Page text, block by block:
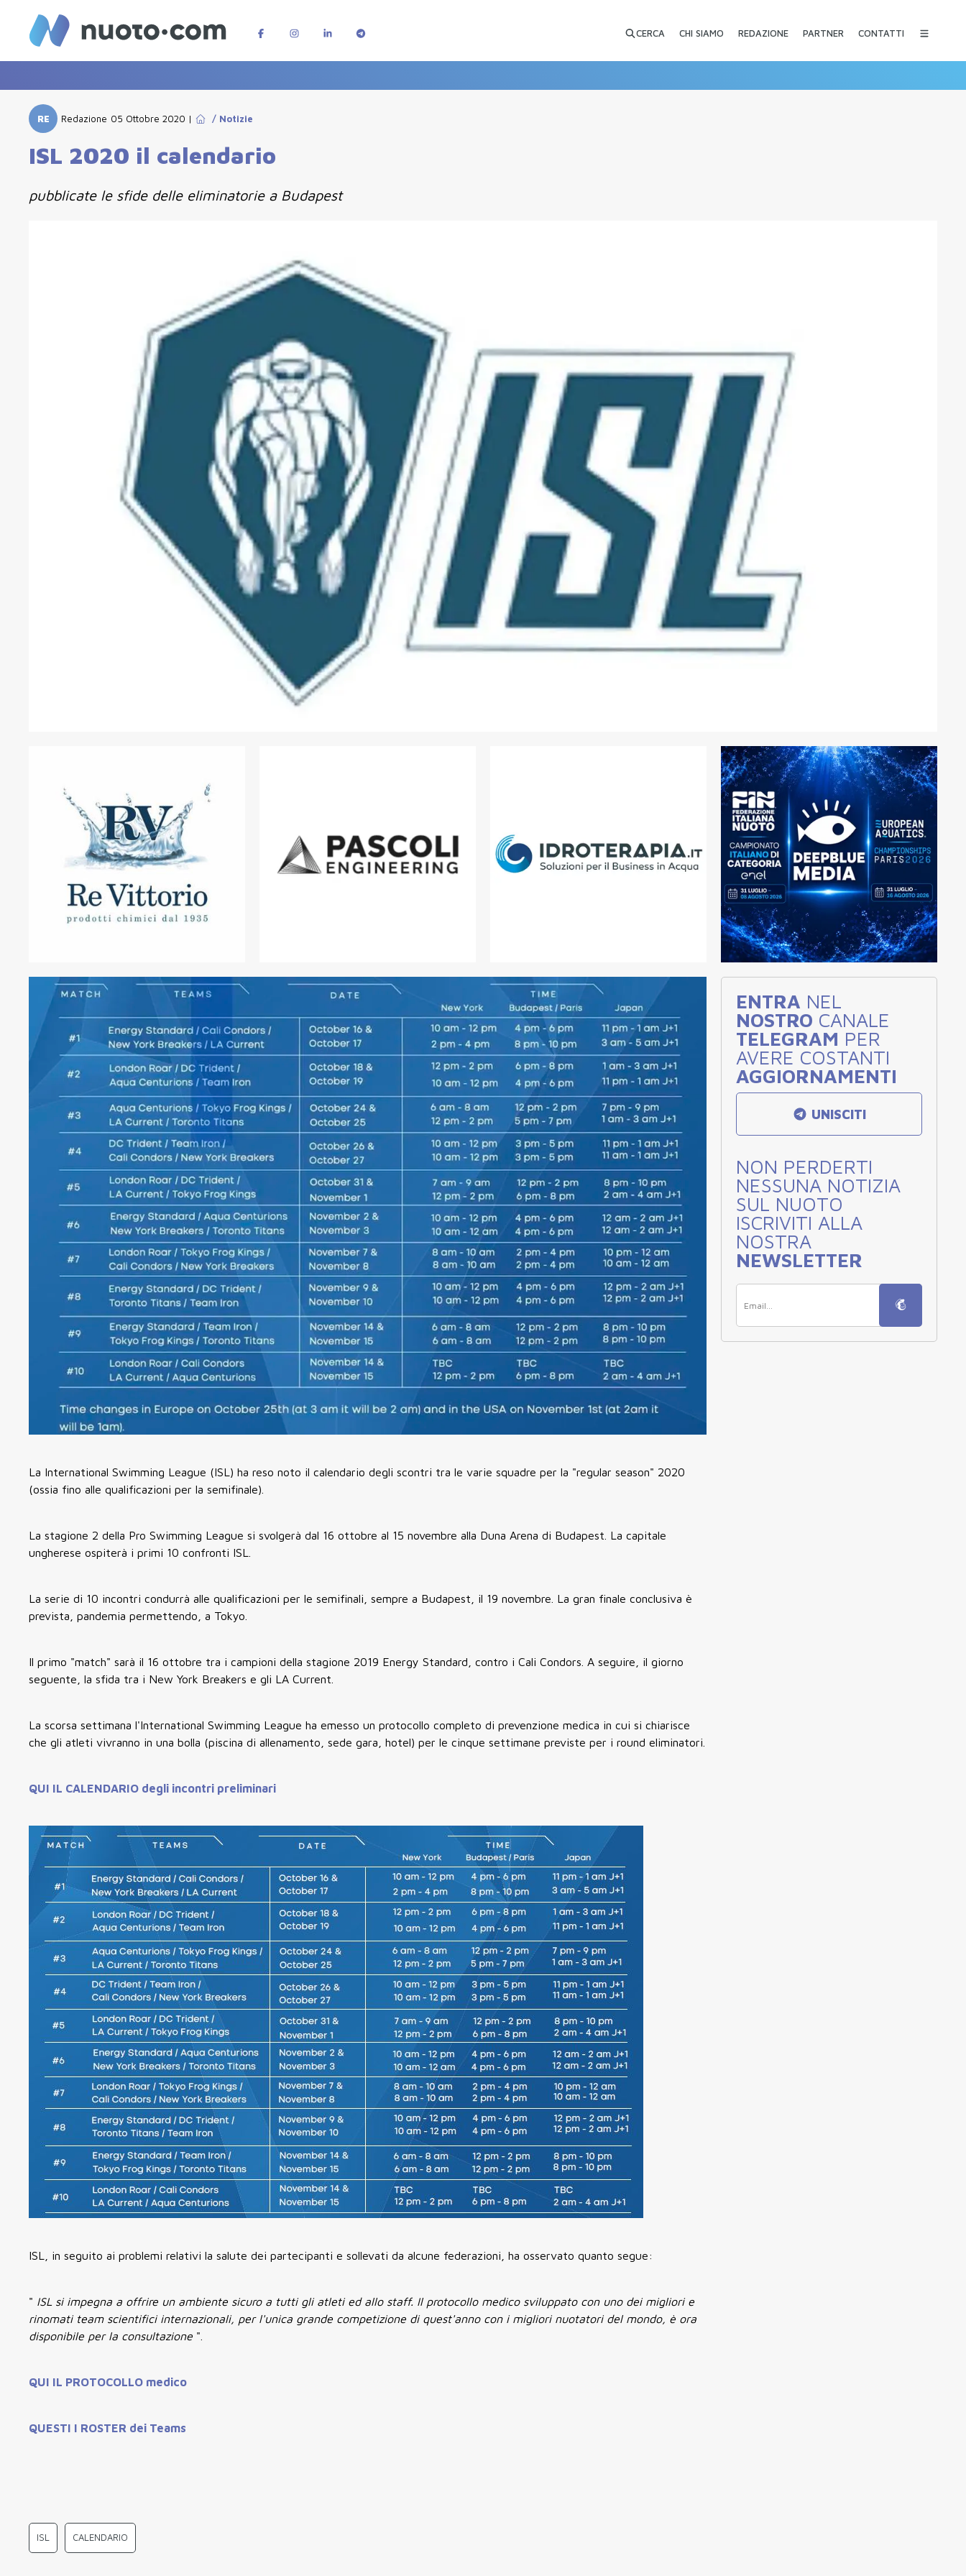
CERCA CHI SIAMO REDAZIONE PARTNER CONTATTI
RE Redazione 05 Ottobre 2020 | / Notizie
ISL 2020 il calendario
pubblicate le sfide delle eliminatorie a Budapest
La International Swimming League (ISL) ha reso noto il calendario degli scontri tra le varie squadre per la "regular season" 2020
(ossia fino alle qualificazioni per la semifinale).
La stagione 2 della Pro Swimming League si svolgerà dal 16 ottobre al 15 novembre alla Duna Arena di Budapest. La capitale
ungherese ospiterà i primi 10 confronti ISL.
La serie di 10 incontri condurrà alle qualificazioni per le semifinali, sempre a Budapest, il 19 novembre. La gran finale conclusiva è
prevista, pandemia permettendo, a Tokyo.
Il primo "match" sarà il 16 ottobre tra i campioni della stagione 2019 Energy Standard, contro i Cali Condors. A seguire, il giorno
seguente, la sfida tra i New York Breakers e gli LA Current.
La scorsa settimana l'International Swimming League ha emesso un protocollo completo di prevenzione medica in cui si chiarisce
che gli atleti vivranno in una bolla (piscina di allenamento, sede gara, hotel) per le cinque settimane previste per i round eliminatori.
QUI IL CALENDARIO degli incontri preliminari
ISL, in seguito ai problemi relativi la salute dei partecipanti e sollevati da alcune federazioni, ha osservato quanto segue:
" ISL si impegna a offrire un ambiente sicuro a tutti gli atleti ed allo staff. Il protocollo medico sviluppato con uno dei migliori e
rinomati team scientifici internazionali, per l'unica grande competizione di quest'anno con i migliori nuotatori del mondo, è ora
disponibile per la consultazione ".
QUI IL PROTOCOLLO medico
QUESTI I ROSTER dei Teams
ENTRA NEL
NOSTRO CANALE
TELEGRAM PER
AVERE COSTANTI
AGGIORNAMENTI
UNISCITI
NON PERDERTI
NESSUNA NOTIZIA
SUL NUOTO
ISCRIVITI ALLA
NOSTRA
NEWSLETTER
ISL CALENDARIO